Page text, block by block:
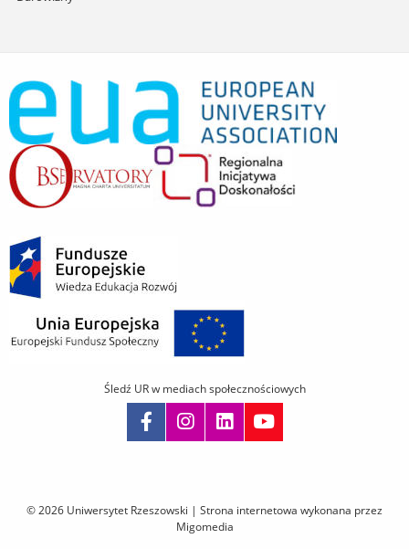
© 2026 Uniwersytet Rzeszowski | Strona internetowa wykonana przez
Migomedia
Śledź UR w mediach społecznościowych
i
przejdź